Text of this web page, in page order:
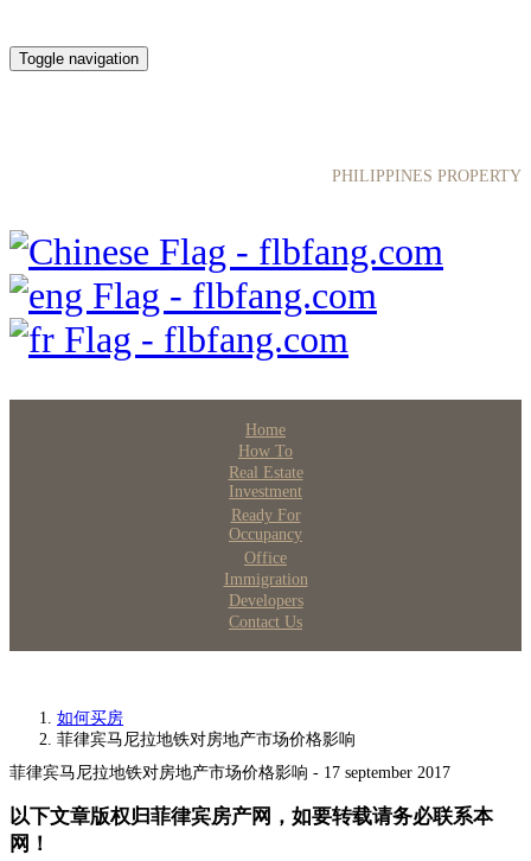
Toggle navigation
PHILIPPINES PROPERTY
Home
How To
Real Estate
Investment
Ready For
Occupancy
Office
Immigration
Developers
Contact Us
如何买房
菲律宾马尼拉地铁对房地产市场价格影响
菲律宾马尼拉地铁对房地产市场价格影响 - 17 september 2017
以下文章版权归菲律宾房产网，如要转载请务必联系本
网！